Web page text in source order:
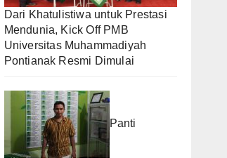
Dari Khatulistiwa untuk Prestasi
Mendunia, Kick Off PMB
Universitas Muhammadiyah
Pontianak Resmi Dimulai
Panti